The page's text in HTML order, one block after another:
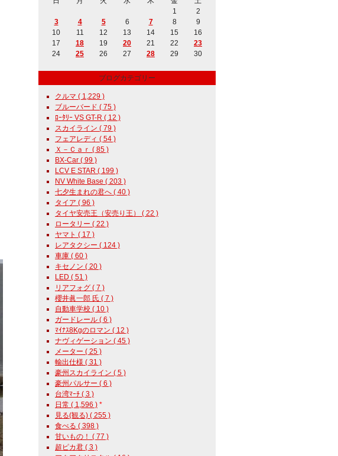
1
2
3
4 5 6 7 8
9
10
11 12 13 14 15
16
17
18 19 20 21 22
23
24
25 26 27 28 29 30
ブログカテゴリー
クルマ ( 1,229 )
ブルーバード ( 75 )
ﾛｰﾀﾘｰ VS GT-R ( 12 )
スカイライン ( 79 )
フェアレディ ( 54 )
Ｘ－Ｃａｒ ( 85 )
BX-Car ( 99 )
LCV E STAR ( 199 )
NV White Base ( 203 )
七夕生まれの君へ ( 40 )
タイア ( 96 )
タイヤ安売王（安売り王） ( 22 )
ロータリー ( 22 )
ヤマト ( 17 )
レアタクシー ( 124 )
車庫 ( 60 )
キセノン ( 20 )
LED ( 51 )
リアフォグ ( 7 )
櫻井眞一郎 氏 ( 7 )
自動車学校 ( 10 )
ガードレール ( 6 )
ﾏｲﾅｽ8Kgのロマン ( 12 )
ナヴィゲーション ( 45 )
メーター ( 25 )
輸出仕様 ( 31 )
豪州スカイライン ( 5 )
豪州パルサー ( 6 )
台湾ﾏｰﾁ ( 3 )
日常 ( 1,596 ) *
見る(観る) ( 255 )
食べる ( 398 )
甘いもの！ ( 77 )
超ピカ君 ( 3 )